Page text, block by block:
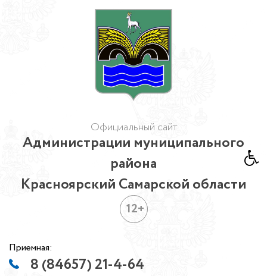
Официальный сайт
Администрации муниципального
района
Красноярский Самарской области
12+
Приемная:
8 (84657) 21-4-64